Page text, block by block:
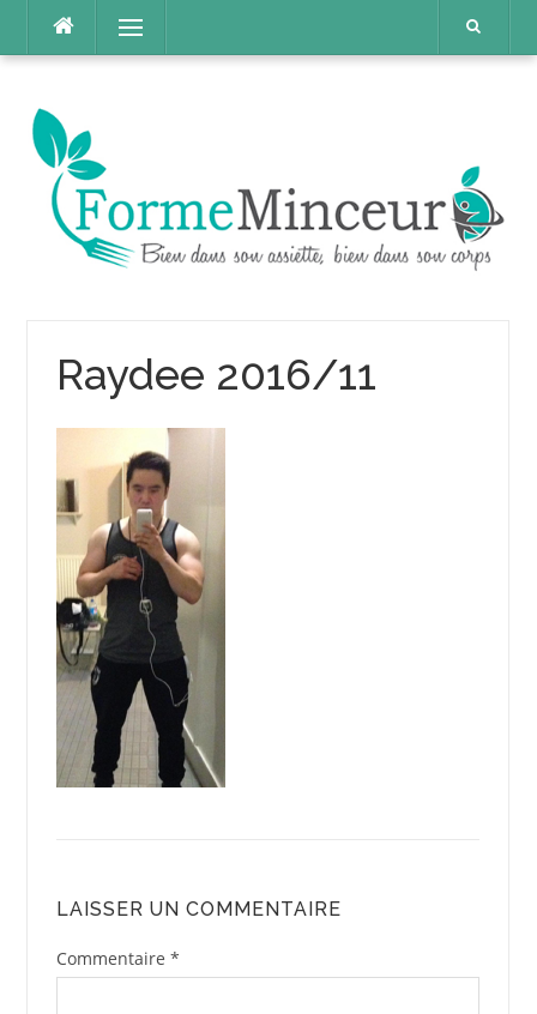
contenu
Menu
Raydee 2016/11
LAISSER UN COMMENTAIRE
Commentaire *